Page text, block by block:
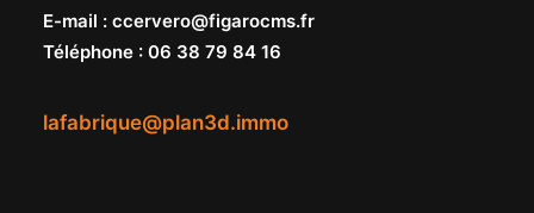
lafabrique@plan3d.immo
E-mail : ccervero@figarocms.fr
Téléphone : 06 38 79 84 16